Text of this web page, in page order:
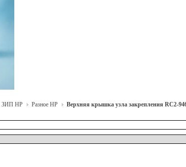
ЗИП HP Разное HP
Верхняя крышка узла закрепления RC2-